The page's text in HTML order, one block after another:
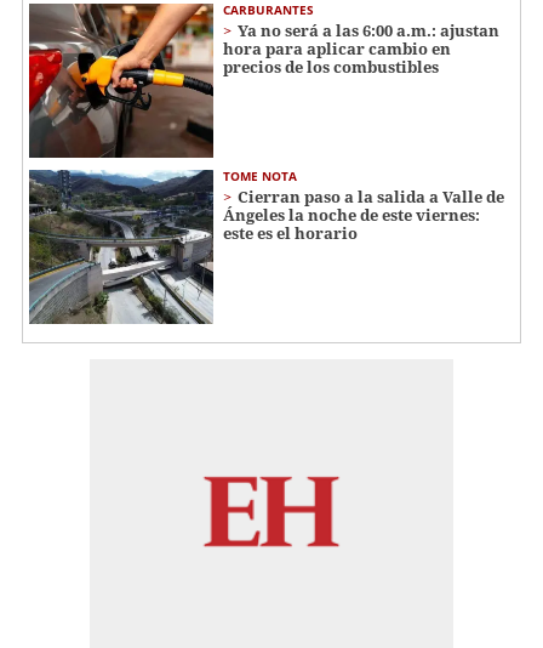
CARBURANTES
Ya no será a las 6:00 a.m.: ajustan
hora para aplicar cambio en
precios de los combustibles
TOME NOTA
Cierran paso a la salida a Valle de
Ángeles la noche de este viernes:
este es el horario